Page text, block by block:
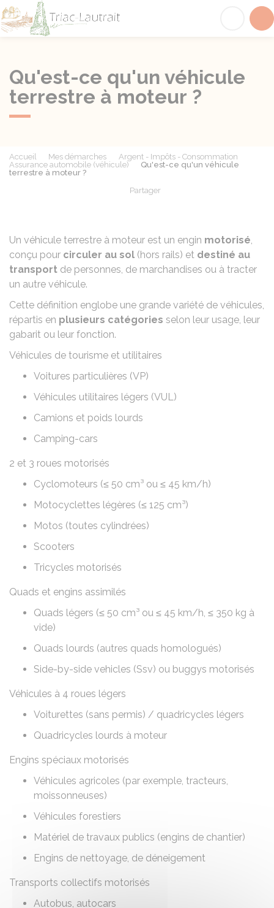
Qu'est-ce qu'un véhicule
terrestre à moteur ?
Accueil Mes démarches
Argent - Impôts - Consommation
Assurance automobile (véhicule)
Qu'est-ce qu'un véhicule
terrestre à moteur ?
Partager
Un véhicule terrestre à moteur est un engin motorisé,
conçu pour circuler au sol (hors rails) et destiné au
transport de personnes, de marchandises ou à tracter
un autre véhicule.
Cette définition englobe une grande variété de véhicules,
répartis en plusieurs catégories selon leur usage, leur
gabarit ou leur fonction.
Véhicules de tourisme et utilitaires
Voitures particulières (VP)
Véhicules utilitaires légers (VUL)
Camions et poids lourds
Camping-cars
2 et 3 roues motorisés
Cyclomoteurs (≤ 50 cm³ ou ≤ 45 km/h)
Motocyclettes légères (≤ 125 cm³)
Motos (toutes cylindrées)
Scooters
Tricycles motorisés
Quads et engins assimilés
Quads légers (≤ 50 cm³ ou ≤ 45 km/h, ≤ 350 kg à
vide)
Quads lourds (autres quads homologués)
Side-by-side vehicles (Ssv) ou buggys motorisés
Véhicules à 4 roues légers
Voiturettes (sans permis) / quadricycles légers
Quadricycles lourds à moteur
Engins spéciaux motorisés
Véhicules agricoles (par exemple, tracteurs,
moissonneuses)
Véhicules forestiers
Matériel de travaux publics (engins de chantier)
Engins de nettoyage, de déneigement
Transports collectifs motorisés
Autobus, autocars